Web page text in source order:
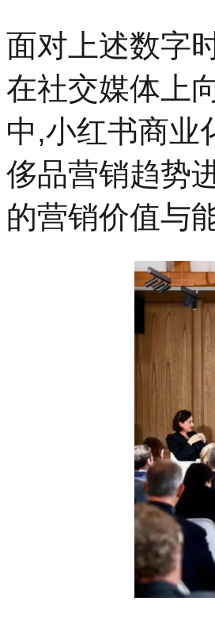
面对上述数字
在社交媒体上
中,小红书商业
侈品营销趋势
的营销价值与